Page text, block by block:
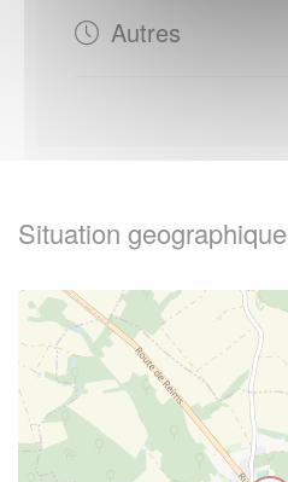
Autres
Situation geographique